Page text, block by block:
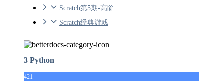
Scratch第5期-高阶
Scratch经典游戏
3 Python
421